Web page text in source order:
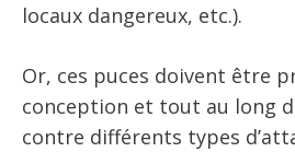
locaux dangereux, etc.).
Or, ces puces doivent être
conception et tout au long
contre différents types